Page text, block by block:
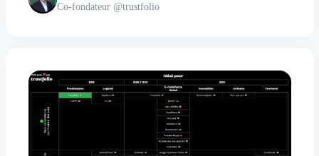
Co-fondateur @trustfolio